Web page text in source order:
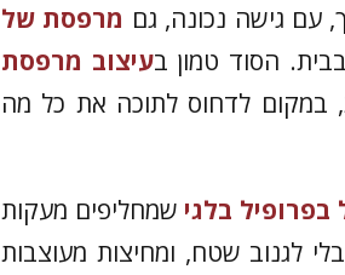
עם גישה נכונה, גם מרפסת של
הסוד טמון בעיצוב מרפסת
במקום לדחוס לתוכה את כל מה
בלגי שמחליפים מעקות
לגנוב שטח, ומחיצות מעוצבות